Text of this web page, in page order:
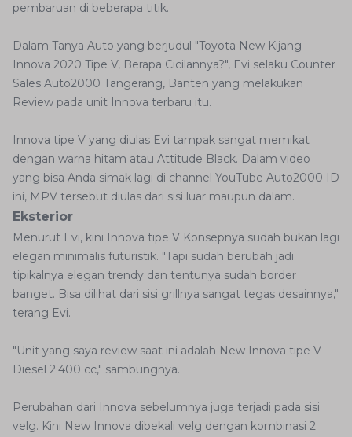
pembaruan di beberapa titik.
Dalam Tanya Auto yang berjudul "Toyota New Kijang
Innova 2020 Tipe V, Berapa Cicilannya?", Evi selaku Counter
Sales Auto2000 Tangerang, Banten yang melakukan
Review pada unit Innova terbaru itu.
Innova tipe V yang diulas Evi tampak sangat memikat
dengan warna hitam atau Attitude Black. Dalam video
yang bisa Anda simak lagi di channel YouTube Auto2000 ID
ini, MPV tersebut diulas dari sisi luar maupun dalam.
Eksterior
Menurut Evi, kini Innova tipe V Konsepnya sudah bukan lagi
elegan minimalis futuristik. "Tapi sudah berubah jadi
tipikalnya elegan trendy dan tentunya sudah border
banget. Bisa dilihat dari sisi grillnya sangat tegas desainnya,"
terang Evi.
"Unit yang saya review saat ini adalah New Innova tipe V
Diesel 2.400 cc," sambungnya.
Perubahan dari Innova sebelumnya juga terjadi pada sisi
velg. Kini New Innova dibekali velg dengan kombinasi 2